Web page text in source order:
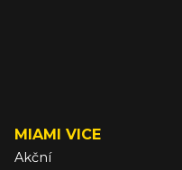
MIAMI VICE
Akční